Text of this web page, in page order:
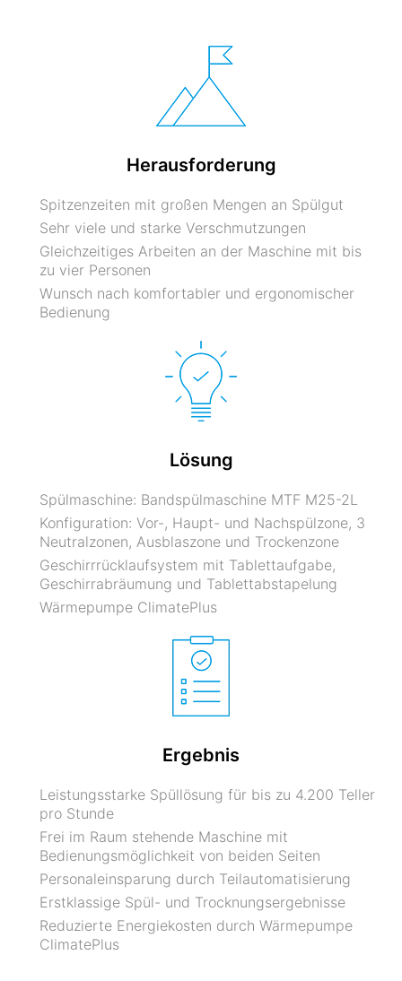
Herausforderung
Spitzenzeiten mit großen Mengen an Spülgut
Sehr viele und starke Verschmutzungen
Gleichzeitiges Arbeiten an der Maschine mit bis
zu vier Personen
Wunsch nach komfortabler und ergonomischer
Bedienung
Lösung
Spülmaschine: Bandspülmaschine MTF M25-2L
Konfiguration: Vor-, Haupt- und Nachspülzone, 3
Neutralzonen, Ausblaszone und Trockenzone
Geschirrrücklaufsystem mit Tablettaufgabe,
Geschirrabräumung und Tablettabstapelung
Wärmepumpe ClimatePlus
Ergebnis
Leistungsstarke Spüllösung für bis zu 4.200 Teller
pro Stunde
Frei im Raum stehende Maschine mit
Bedienungsmöglichkeit von beiden Seiten
Personaleinsparung durch Teilautomatisierung
Erstklassige Spül- und Trocknungsergebnisse
Reduzierte Energiekosten durch Wärmepumpe
ClimatePlus